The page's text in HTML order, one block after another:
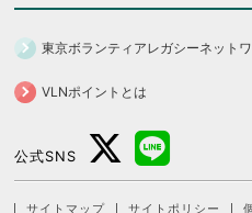
東京ボランティアレガシーネット
VLNポイントとは
公式SNS
サイトマップ サイトポリシー